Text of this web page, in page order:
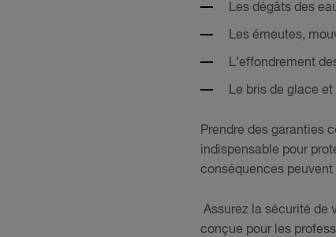
Les dégâts des
Les émeutes,
L’effondrement
Le bris de glace
Prendre des garanties
indispensable pour
conséquences
Assurez la sécurité de
conçue pour les